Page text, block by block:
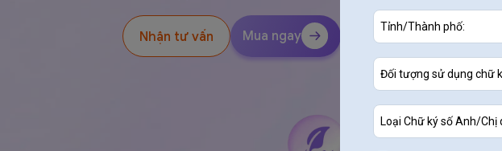
Nhận tư vấn Mua ngay